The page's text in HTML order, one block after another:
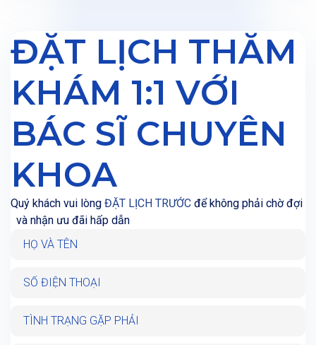
ĐẶT LỊCH THĂM
KHÁM 1:1 VỚI
BÁC SĨ CHUYÊN
KHOA
Quý khách vui lòng ĐẶT LỊCH TRƯỚC đểkhông phải chờ đợi
và nhận ưu đãi hấp dẫn